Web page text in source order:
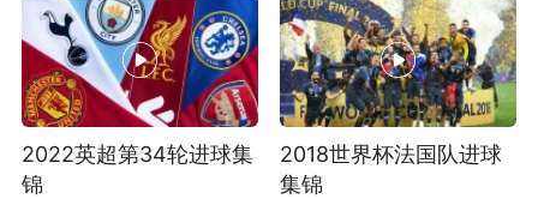
2022英超第34轮进球集
锦
2018世界杯法国队进球
集锦